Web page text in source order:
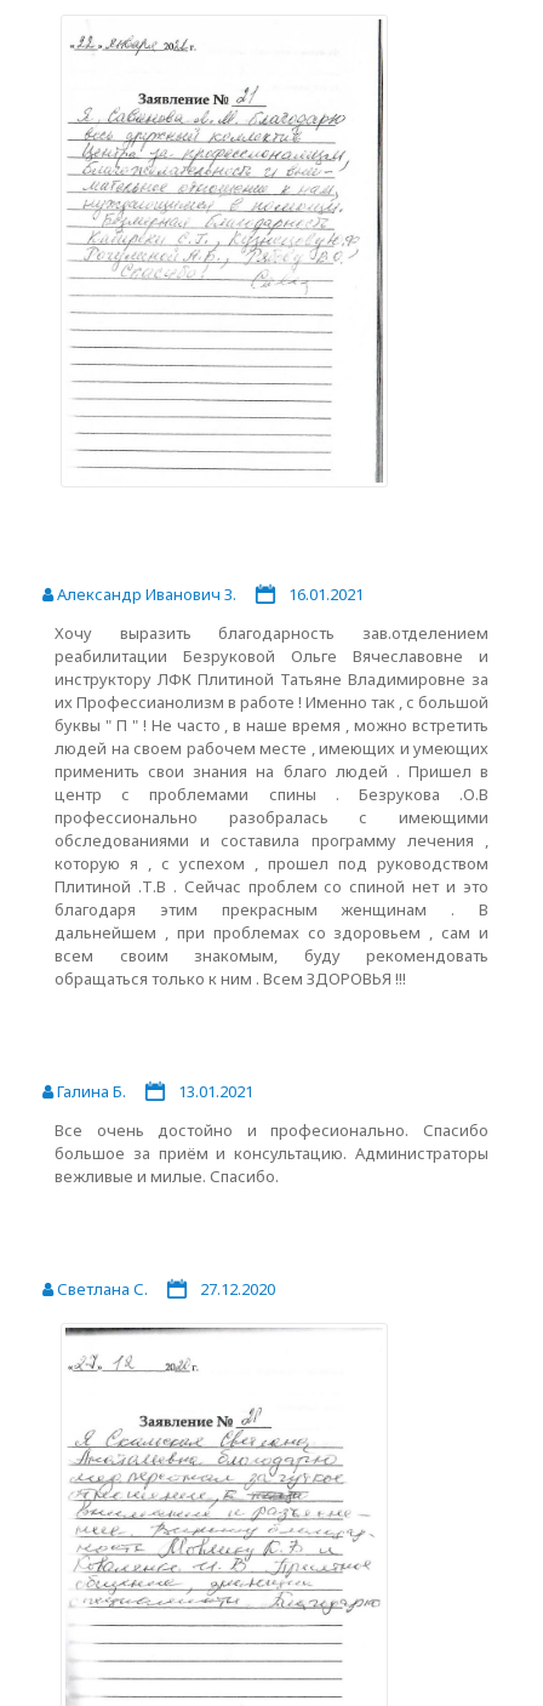
Александр Иванович З.
16.01.2021
Хочу выразить благодарность зав.отделением
реабилитации Безруковой Ольге Вячеславовне и
инструктору ЛФК Плитиной Татьяне Владимировне за
их Профессианолизм в работе ! Именно так , с большой
буквы " П " ! Не часто , в наше время , можно встретить
людей на своем рабочем месте , имеющих и умеющих
применить свои знания на благо людей . Пришел в
центр с проблемами спины . Безрукова .О.В
профессионально разобралась с имеющими
обследованиями и составила программу лечения ,
которую я , с успехом , прошел под руководством
Плитиной .Т.В . Сейчас проблем со спиной нет и это
благодаря этим прекрасным женщинам . В
дальнейшем , при проблемах со здоровьем , сам и
всем своим знакомым, буду рекомендовать
обращаться только к ним . Всем ЗДОРОВЬЯ !!!
Галина Б.
13.01.2021
Все очень достойно и професионально. Спасибо
большое за приём и консультацию. Администраторы
вежливые и милые. Спасибо.
Светлана С. 27.12.2020